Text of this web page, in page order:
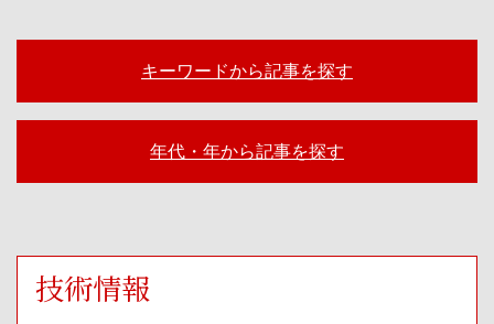
キーワードから記事を探す
年代・年から記事を探す
技術情報